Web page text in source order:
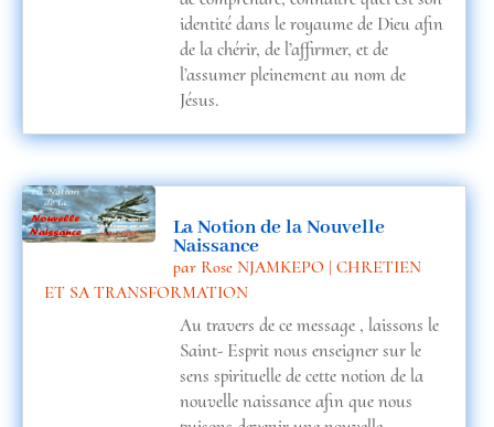
identité dans le royaume de Dieu afin
de la chérir, de l’affirmer, et de
l’assumer pleinement au nom de
Jésus.
La Notion de la Nouvelle
Naissance
par Rose NJAMKEPO | CHRETIEN
ET SA TRANSFORMATION
Au travers de ce message , laissons le
Saint- Esprit nous enseigner sur le
sens spirituelle de cette notion de la
nouvelle naissance afin que nous